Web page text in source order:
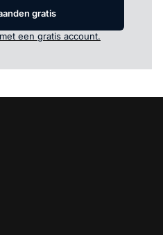
gratis
een gratis account.